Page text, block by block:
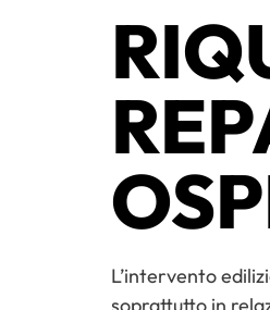
L’intervento
soprattutto in